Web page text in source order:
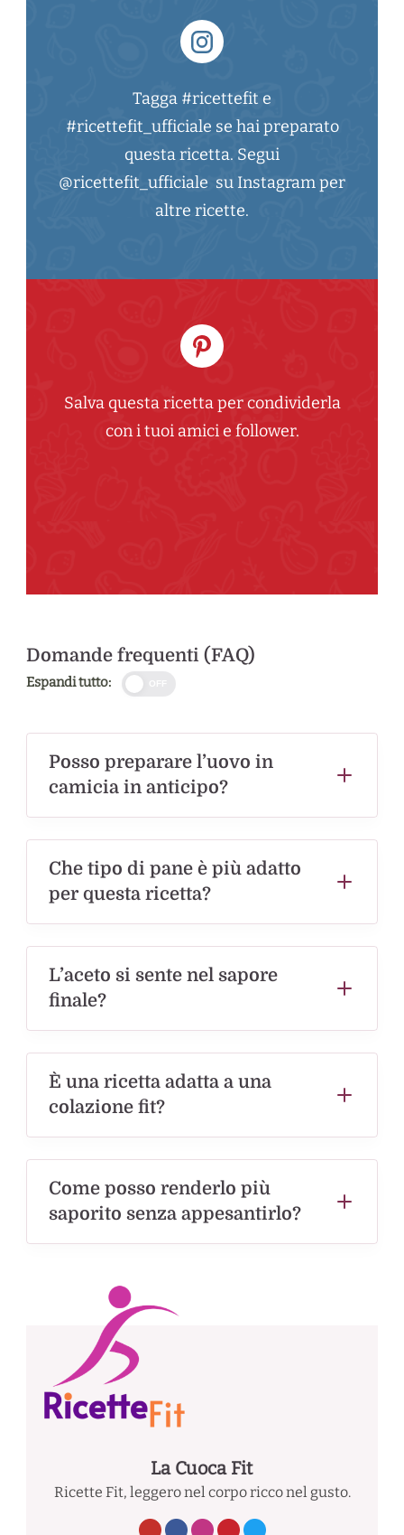
Tagga #ricettefit e
#ricettefit_ufficiale se hai preparato
questa ricetta. Segui
@ricettefit_ufficiale su Instagram per
altre ricette.
Salva questa ricetta per condividerla
con i tuoi amici e follower.
Domande frequenti (FAQ)
Espandi tutto:
Posso preparare l’uovo in
camicia in anticipo?
Che tipo di pane è più adatto
per questa ricetta?
L’aceto si sente nel sapore
finale?
È una ricetta adatta a una
colazione fit?
Come posso renderlo più
saporito senza appesantirlo?
La Cuoca Fit
Ricette Fit, leggero nel corpo ricco nel gusto.